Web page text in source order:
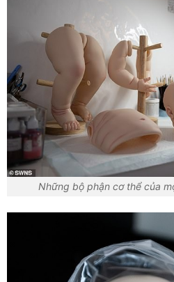
Những bộ phận cơ thể của